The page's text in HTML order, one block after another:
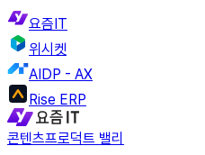
요즘IT
위시켓
AIDP - AX
Rise ERP
콘텐츠프로덕트 밸리